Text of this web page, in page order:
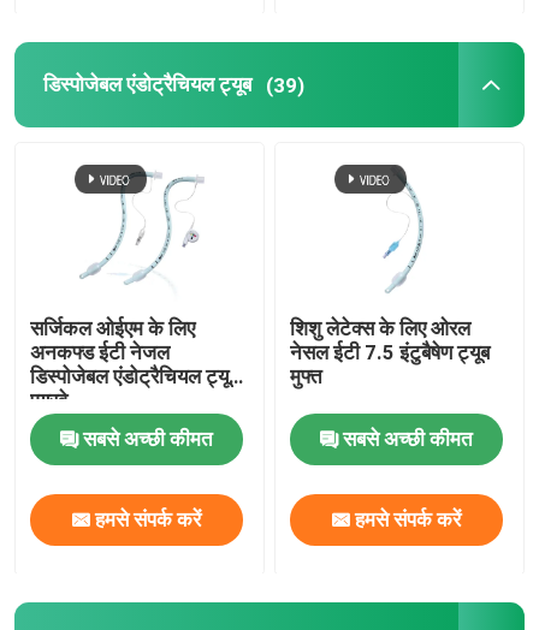
डिस्पोजेबल एंडोट्रैचियल ट्यूब (39)
सर्जिकल ओईएम के लिए
अनकफ्ड ईटी नेजल
डिस्पोजेबल एंडोट्रैचियल ट्यूब
एयरवे
सबसे अच्छी कीमत
हमसे संपर्क करें
शिशु लेटेक्स के लिए ओरल
नेसल ईटी 7.5 इंटुबैषेण ट्यूब
मुफ्त
सबसे अच्छी कीमत
हमसे संपर्क करें